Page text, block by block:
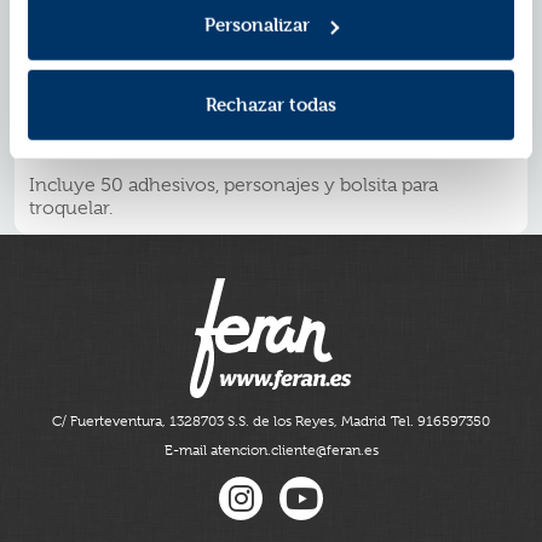
Personalizar
Rechazar todas
La colección Abremente ¡En acción! contiene 4 títulos
en forma de juego y distintas actividades, a través de
los que niños y niñas afianzarán conceptos y
desarrollarán habilidades como la atención o la
motricidad fina.
Incluye 50 adhesivos, personajes y bolsita para
troquelar.
C/ Fuerteventura, 1328703 S.S. de los Reyes, Madrid Tel. 916597350
E-mail atencion.cliente@feran.es